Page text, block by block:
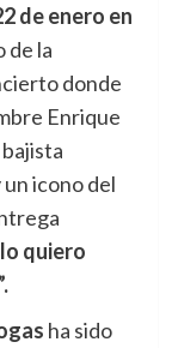
de enero en
de la
donde
Enrique
icono del
quiero
ha sido